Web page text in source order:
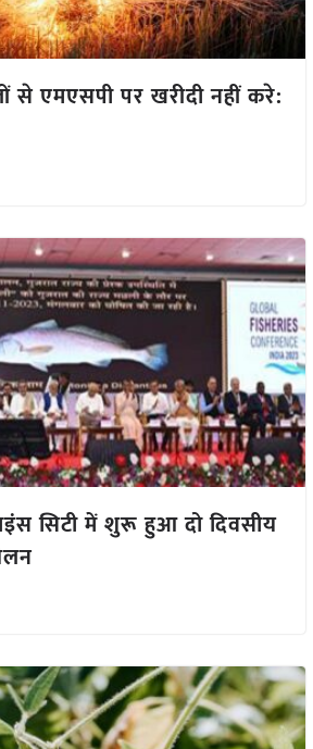
से एमएसपी पर खरीदी नहीं करे:
सिटी में शुरू हुआ दो दिवसीय